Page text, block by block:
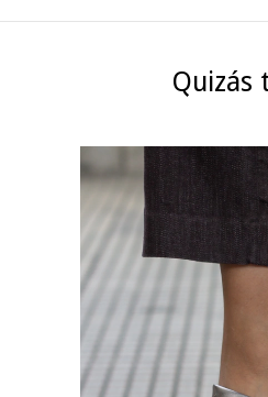
Quizás